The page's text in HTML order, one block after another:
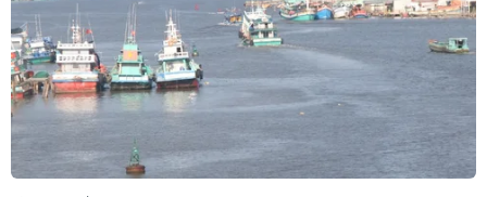
THX/TTXVN)
Kết quả khảo sát của hãng tin Reuters với
khoảng 500 nhà kinh tế cho thấy tăng trưởng
kinh tế toàn cầu sẽ duy trì tốc độ mạnh mẽ
trong năm 2025 khi các ngân hàng trung ương
lớn thực hiện một loạt đợt cắt giảm lãi suất